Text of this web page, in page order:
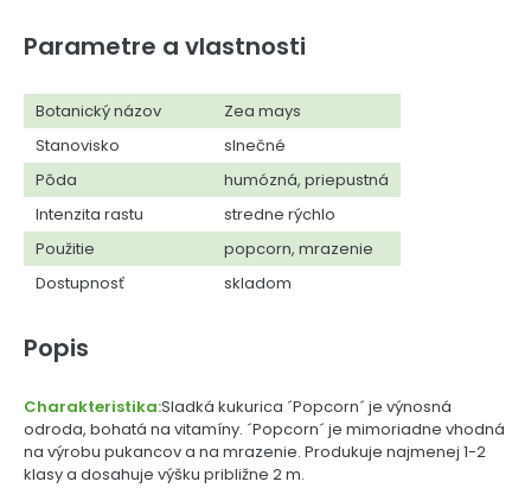
Parametre a vlastnosti
Botanický názov
Zea mays
Stanovisko
slnečné
Pôda
humózná, priepustná
Intenzita rastu
stredne rýchlo
Použitie
popcorn, mrazenie
Dostupnosť
skladom
Popis
Charakteristika:Sladká kukurica ´Popcorn´ je výnosná
odroda, bohatá na vitamíny. ´Popcorn´ je mimoriadne vhodná
na výrobu pukancov a na mrazenie. Produkuje najmenej 1-2
klasy a dosahuje výšku približne 2 m.